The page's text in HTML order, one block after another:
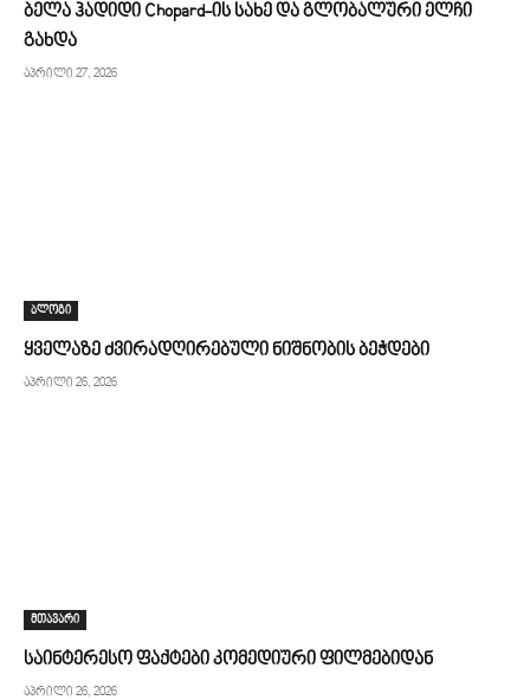
ბელა ჰადიდი Chopard-ის სახე და გლობალური ელჩი
გახდა
აპრილი 27, 2026
ბლოგი
ყველაზე ძვირადღირებული ნიშნობის ბეჭდები
აპრილი 26, 2026
მთავარი
საინტერესო ფაქტები კომედიური ფილმებიდან
აპრილი 26, 2026